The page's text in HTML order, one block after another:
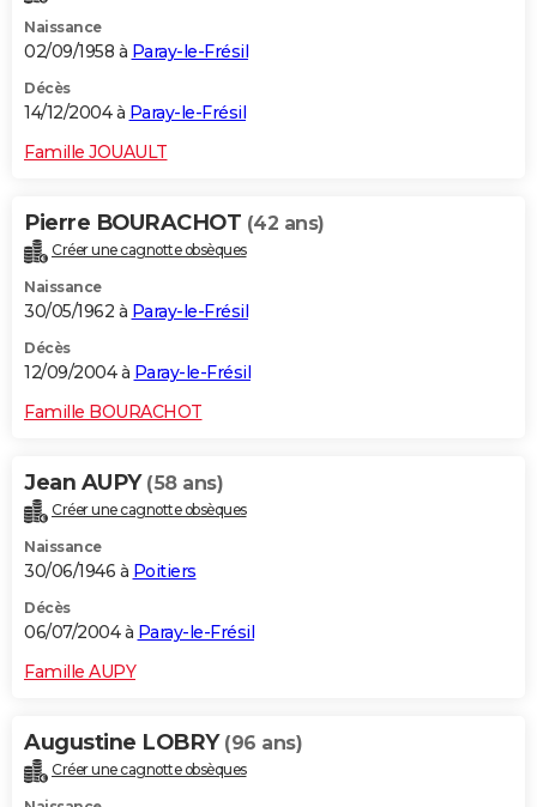
Naissance
02/09/1958 à Paray-le-Frésil
Décès
14/12/2004 à Paray-le-Frésil
Famille JOUAULT
Pierre BOURACHOT (42 ans)
Créer une cagnotte obsèques
Naissance
30/05/1962 à Paray-le-Frésil
Décès
12/09/2004 à Paray-le-Frésil
Famille BOURACHOT
Jean AUPY (58 ans)
Créer une cagnotte obsèques
Naissance
30/06/1946 à Poitiers
Décès
06/07/2004 à Paray-le-Frésil
Famille AUPY
Augustine LOBRY (96 ans)
Créer une cagnotte obsèques